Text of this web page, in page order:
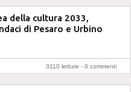
della cultura 2033,
di Pesaro e Urbino
3110 letture - 0 commenti